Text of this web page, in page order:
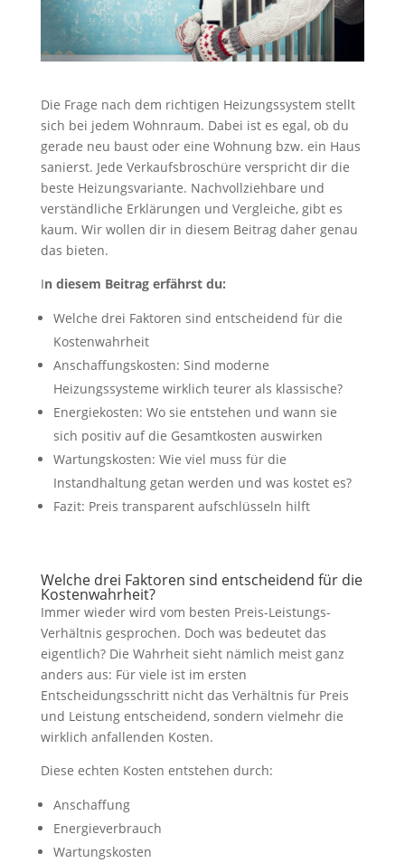
Die Frage nach dem richtigen Heizungssystem stellt
sich bei jedem Wohnraum. Dabei ist es egal, ob du
gerade neu baust oder eine Wohnung bzw. ein Haus
sanierst. Jede Verkaufsbroschüre verspricht dir die
beste Heizungsvariante. Nachvollziehbare und
verständliche Erklärungen und Vergleiche, gibt es
kaum. Wir wollen dir in diesem Beitrag daher genau
das bieten.
In diesem Beitrag erfährst du:
Welche drei Faktoren sind entscheidend für die
Kostenwahrheit
Anschaffungskosten: Sind moderne
Heizungssysteme wirklich teurer als klassische?
Energiekosten: Wo sie entstehen und wann sie
sich positiv auf die Gesamtkosten auswirken
Wartungskosten: Wie viel muss für die
Instandhaltung getan werden und was kostet es?
Fazit: Preis transparent aufschlüsseln hilft
Welche drei Faktoren sind entscheidend für die
Kostenwahrheit?
Immer wieder wird vom besten Preis-Leistungs-
Verhältnis gesprochen. Doch was bedeutet das
eigentlich? Die Wahrheit sieht nämlich meist ganz
anders aus: Für viele ist im ersten
Entscheidungsschritt nicht das Verhältnis für Preis
und Leistung entscheidend, sondern vielmehr die
wirklich anfallenden Kosten.
Diese echten Kosten entstehen durch:
Anschaffung
Energieverbrauch
Wartungskosten